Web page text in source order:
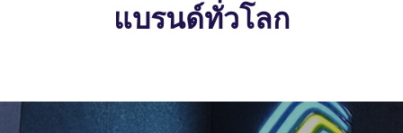
แบรนด์ทั่วโลก